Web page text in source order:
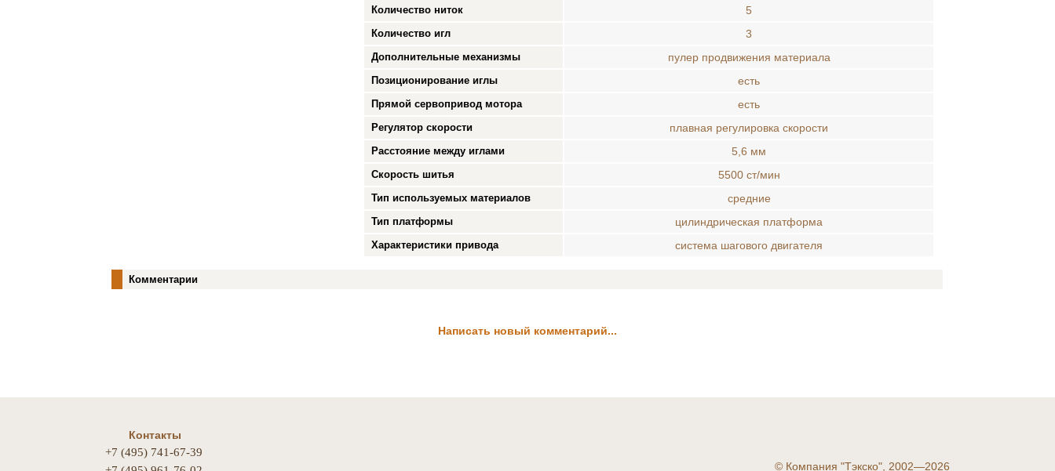
Количество ниток 5
Количество игл 3
Дополнительные механизмы пулер продвижения материала
Позиционирование иглы есть
Прямой сервопривод мотора есть
Регулятор скорости плавная регулировка скорости
Расстояние между иглами 5,6 мм
Скорость шитья 5500 ст/мин
Тип используемых материалов средние
Тип платформы цилиндрическая платформа
Характеристики привода система шагового двигателя
Комментарии
Написать новый комментарий...
Контакты
+7 (495) 741-67-39
©Компания "Тэкско", 2002—2026